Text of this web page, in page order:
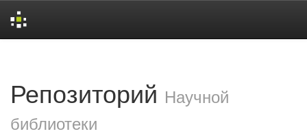
Репозиторий Научной
библиотеки